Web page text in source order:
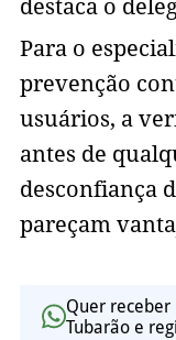
destaca o
Para o
prevenção
usuários, a
antes de
desconfiança
pareçam
Quer receber
Tubarão e